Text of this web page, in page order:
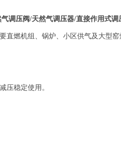
气调压阀/天然气调压器/直接作用式调
直燃机组、锅炉、小区供气及大型窑
压稳定使用。